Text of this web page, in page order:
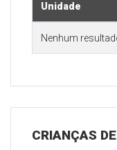
Unidade
Nenhum
CRIANÇAS